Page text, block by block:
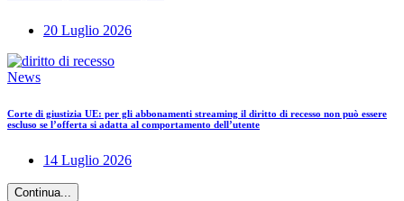
20 Luglio 2026
News
Corte di giustizia UE: per gli abbonamenti streaming il diritto di recesso non può essere
escluso se l’offerta si adatta al comportamento dell’utente
14 Luglio 2026
Continua...